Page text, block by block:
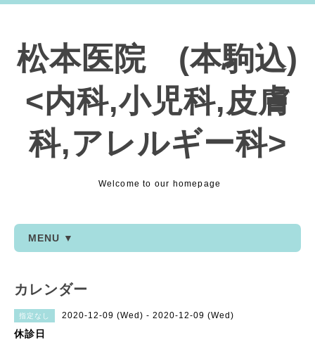
松本医院 (本駒込)
<内科,小児科,皮膚
科,アレルギー科>
Welcome to our homepage
MENU ▼
カレンダー
指定なし 2020-12-09 (Wed) - 2020-12-09 (Wed)
休診日